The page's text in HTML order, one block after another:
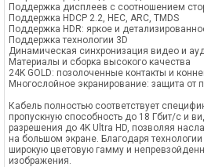
Поддержка дисплеев с соотношением
Поддержка HDCP 2.2, HEC, ARC, TMDS
Поддержка HDR: яркое и
Поддержка технологии 3D
Динамическая синхронизация видео и
Материалы и сборка высокого качества
24K GOLD: позолоченные контакты и
Многослойное экранирование: защита от
Кабель полностью соответствует
пропускную способность до 18 Гбит/с и
разрешения до 4K Ultra HD, позволяя
на большом экране. Благодаря
широкую цветовую гамму и
изображения.